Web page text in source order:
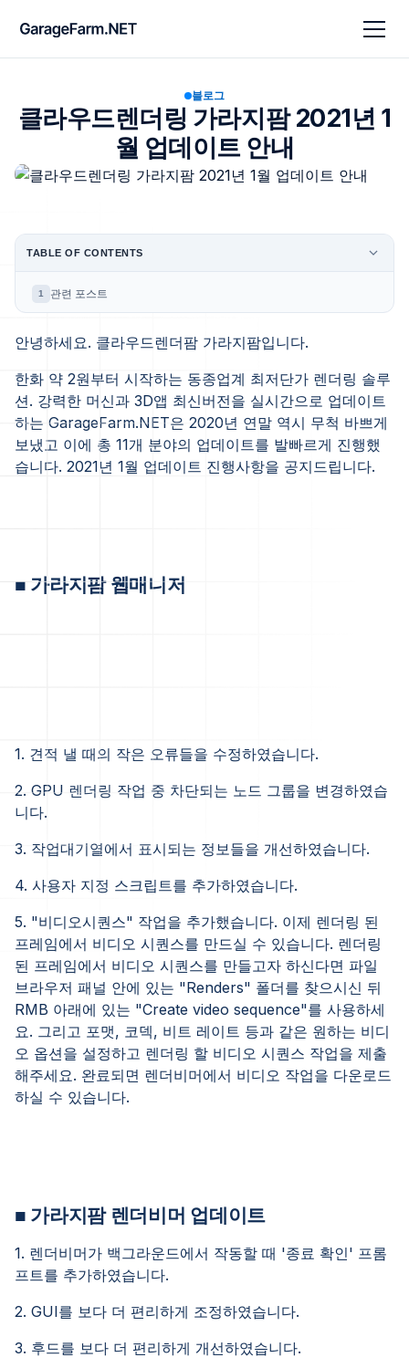
블로그
클라우드렌더링 가라지팜 2021년 1
월 업데이트 안내
안녕하세요. 클라우드렌더팜 가라지팜입니다.
한화 약 2원부터 시작하는 동종업계 최저단가 렌더링 솔루
션. 강력한 머신과 3D앱 최신버전을 실시간으로 업데이트
하는 GarageFarm.NET은 2020년 연말 역시 무척 바쁘게
보냈고 이에 총 11개 분야의 업데이트를 발빠르게 진행했
습니다. 2021년 1월 업데이트 진행사항을 공지드립니다.
■ 가라지팜 웹매니저
1. 견적 낼 때의 작은 오류들을 수정하였습니다.
2. GPU 렌더링 작업 중 차단되는 노드 그룹을 변경하였습
니다.
3. 작업대기열에서 표시되는 정보들을 개선하였습니다.
4. 사용자 지정 스크립트를 추가하였습니다.
5. "비디오시퀀스" 작업을 추가했습니다. 이제 렌더링 된
프레임에서 비디오 시퀀스를 만드실 수 있습니다. 렌더링
된 프레임에서 비디오 시퀀스를 만들고자 하신다면 파일
브라우저 패널 안에 있는 "Renders" 폴더를 찾으시신 뒤
RMB 아래에 있는 "Create video sequence"를 사용하세
요. 그리고 포맷, 코덱, 비트 레이트 등과 같은 원하는 비디
오 옵션을 설정하고 렌더링 할 비디오 시퀀스 작업을 제출
해주세요. 완료되면 렌더비머에서 비디오 작업을 다운로드
하실 수 있습니다.
■ 가라지팜 렌더비머 업데이트
1. 렌더비머가 백그라운드에서 작동할 때 '종료 확인' 프롬
프트를 추가하였습니다.
2. GUI를 보다 더 편리하게 조정하였습니다.
3. 후드를 보다 더 편리하게 개선하였습니다.
TABLE OF CONTENTS
1 관련 포스트